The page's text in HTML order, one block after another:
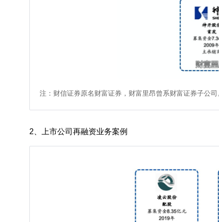
注：财信证券原名财富证券，财富里昂曾系财富证券子公司
2、上市公司再融资业务案例